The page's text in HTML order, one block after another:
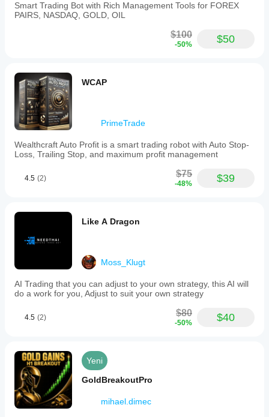
Smart Trading Bot with Rich Management Tools for FOREX
PAIRS, NASDAQ, GOLD, OIL
$100
-50% $50
WCAP
PrimeTrade
Wealthcraft Auto Profit is a smart trading robot with Auto Stop-
Loss, Trailing Stop, and maximum profit management
4.5 (2) $75
-48% $39
Like A Dragon
Moss_Klugt
AI Trading that you can adjust to your own strategy, this AI will
do a work for you, Adjust to suit your own strategy
4.5 (2) $80
-50% $40
Yeni
GoldBreakoutPro
mihael.dimec